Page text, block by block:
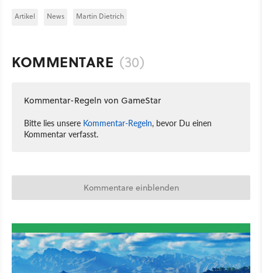
Artikel News Martin Dietrich
KOMMENTARE (30)
Kommentar-Regeln von GameStar
Bitte lies unsere Kommentar-Regeln, bevor Du einen
Kommentar verfasst.
Kommentare einblenden